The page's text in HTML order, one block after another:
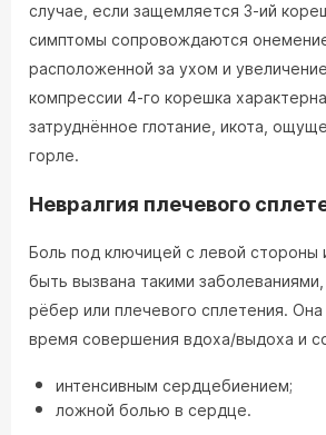
случае, если защемляется 3-ий
симптомы сопровождаются
расположенной за ухом и
компрессии 4-го корешка
затруднённое глотание, икота,
горле.
Невралгия плечевого
Боль под ключицей с левой стороны
быть вызвана такими заболеваниями,
рёбер или плечевого сплетения.
время совершения вдоха/выдоха и
интенсивным сердцебиением;
ложной болью в сердце.